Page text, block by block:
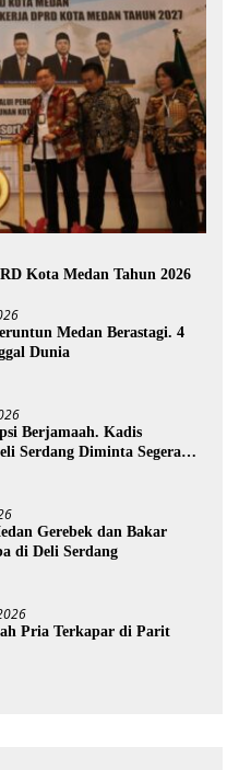
Kota Medan Tahun 2026
Medan Berastagi. 4
Dunia
Berjamaah. Kadis
Serdang Diminta Segera
Gerebek dan Bakar
di Deli Serdang
Pria Terkapar di Parit